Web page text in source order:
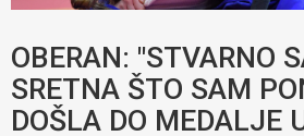
OBERAN: "STVARNO
SRETNA ŠTO SAM
DOŠLA DO MEDALJE